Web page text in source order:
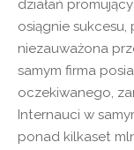
działań
osiągnie
niezauważona
samym firma
oczekiwanego,
Internauci w
ponad kilkaset